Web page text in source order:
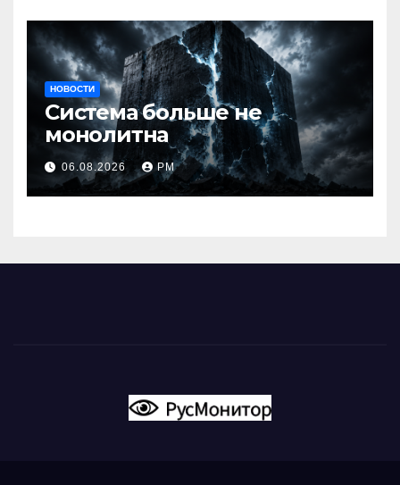
НОВОСТИ
Система больше не
монолитна
06.08.2026 РМ